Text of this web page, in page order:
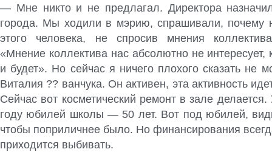
— Мне никто и не предлагал. Директора
города. Мы ходили в мэрию, спрашивали, почему
этого человека, не спросив мнения
«Мнение коллектива нас абсолютно не интересует,
и будет». Но сейчас я ничего плохого сказать не
Виталия ?? ванчука. Он активен, эта активность
Сейчас вот косметический ремонт в зале
году юбилей школы — 50 лет. Вот под юбилей,
чтобы поприличнее было. Но финансирования
приходится выбивать.